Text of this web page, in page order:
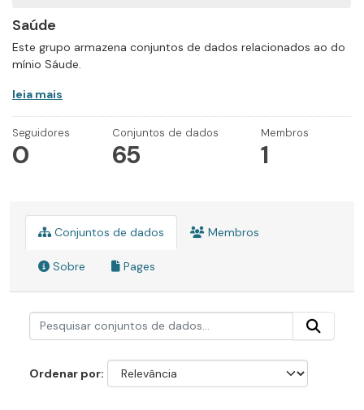
Saúde
Este grupo armazena conjuntos de dados relacionados ao do
mínio Sáude.
leia mais
Seguidores
0
Conjuntos de dados
65
Membros
1
Conjuntos de dados Membros
Sobre Pages
Ordenar por